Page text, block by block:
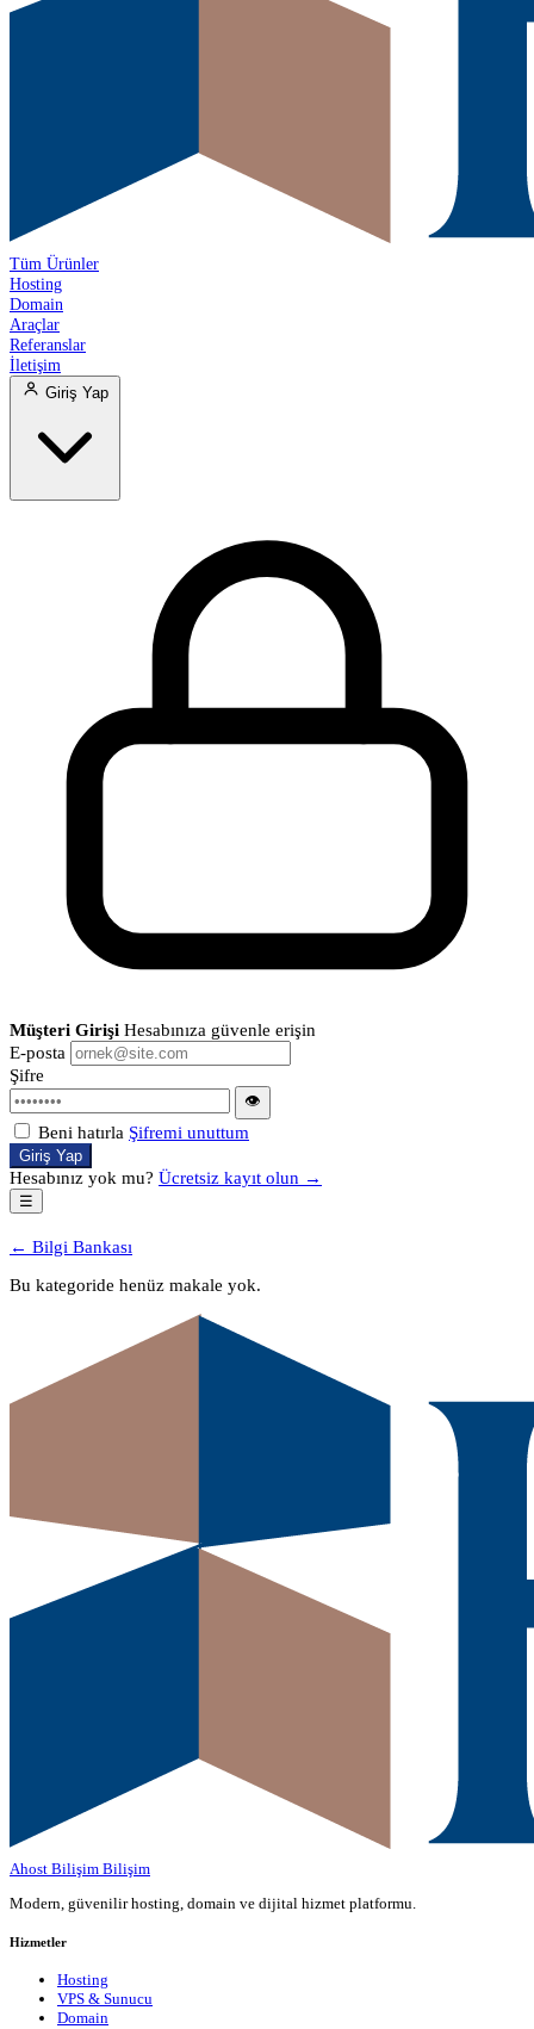
Tüm Ürünler
Hosting
Domain
Araçlar
Referanslar
İletişim
Giriş Yap
Müşteri Girişi Hesabınıza güvenle erişin
E-posta
Şifre
👁
Beni hatırla Şifremi unuttum
Giriş Yap
Hesabınız yok mu? Ücretsiz kayıt olun →
☰
← Bilgi Bankası
Bu kategoride henüz makale yok.
Ahost Bilişim Bilişim
Modern, güvenilir hosting, domain ve dijital hizmet platformu.
Hizmetler
Hosting
VPS & Sunucu
Domain